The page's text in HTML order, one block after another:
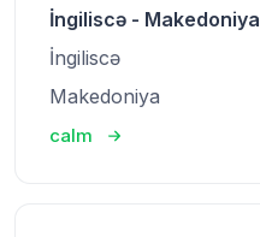
İngiliscə - Makedoniya
İngiliscə
Makedoniya
calm